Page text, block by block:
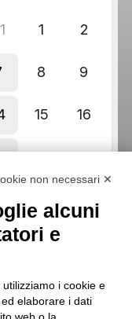
non necessari ✕
alcuni
e
i cookie e
elaborare i dati